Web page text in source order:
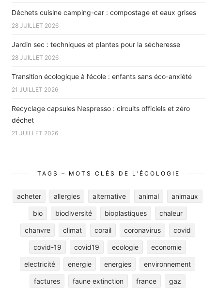
Déchets cuisine camping-car : compostage et eaux grises
28 JUILLET 2026
Jardin sec : techniques et plantes pour la sécheresse
28 JUILLET 2026
Transition écologique à l’école : enfants sans éco-anxiété
21 JUILLET 2026
Recyclage capsules Nespresso : circuits officiels et zéro
déchet
21 JUILLET 2026
TAGS – MOTS CLÉS DE L’ÉCOLOGIE
acheter allergies alternative animal animaux
bio biodiversité bioplastiques chaleur
chanvre climat corail coronavirus covid
covid-19 covid19 ecologie economie
electricité energie energies environnement
factures faune extinction france gaz